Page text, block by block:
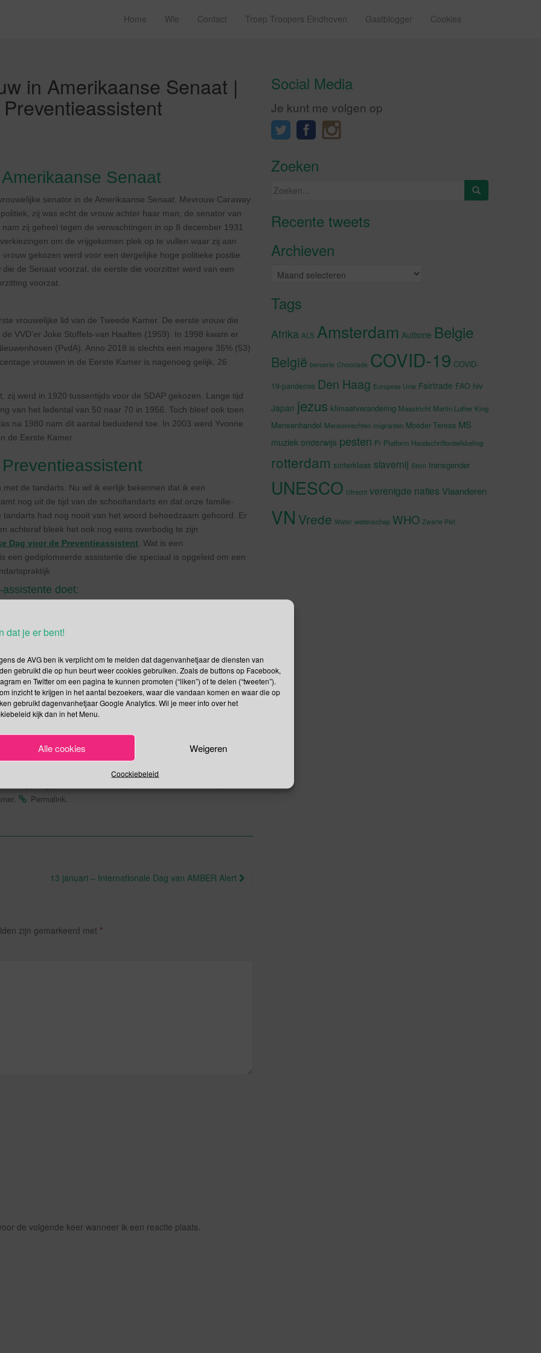
dat je er bent!
de AVG ben ik verplicht om te melden dat dagenvanhetjaar de diensten van
gebruikt die op hun beurt weer cookies gebruiken. Zoals de buttons op Facebook,
en Twitter om een pagina te kunnen promoten (“liken”) of te delen (“tweeten”).
inzicht te krijgen in het aantal bezoekers, waar die vandaan komen en waar die op
gebruikt dagenvanhetjaar Google Analytics. Wil je meer info over het
kijk dan in het Menu.
Alle cookies Weigeren
Coockiebeleid
Home Wie Contact Troep Troopers Eindhoven Gastblogger Cookies
in Amerikaanse Senaat |
Senaat
senator in de Amerikaanse Senaat. Mevrouw Caraway
zij was echt de vrouw achter haar man, de senator van
zij geheel tegen de verwachtingen in op 8 december 1931
om de vrijgekomen plek op te vullen waar zij aan
gekozen werd voor een dergelijke hoge politieke positie.
de Senaat voorzat, de eerste die voorzitter werd van een
voorzat.
vrouwelijke lid van de Tweede Kamer. De eerste vrouw die
VVD’er Joke Stoffels-van Haaften (1959). In 1998 kwam er
(PvdA). Anno 2018 is slechts een magere 35% (53)
vrouwen in de Eerste Kamer is nagenoeg gelijk, 26
zij werd in 1920 tussentijds voor de SDAP gekozen. Lange tijd
van het ledental van 50 naar 70 in 1956. Toch bleef ook toen
na 1980 nam dit aantal beduidend toe. In 2003 werd Yvonne
de Eerste Kamer.
de tandarts. Nu wil ik eerlijk bekennen dat ik een
nog uit de tijd van de schooltandarts en dat onze familie-
had nog nooit van het woord behoedzaam gehoord. Er
achteraf bleek het ook nog eens overbodig te zijn
Dag voor de Preventieassistent . Wat is een
een gediplomeerde assistente die speciaal is opgeleid om een
doet:
van cariës, tandvleesaandoeningen en het effect van
en poetsgedrag.
waarbij plaque, tandsteen en aanslag worden verwijderd.
het aanbrengen van gebitsbeschermende middelen (bijv.
. Permalink.
13 januari – Internationale Dag van AMBER Alert
zijn gemarkeerd met *
de volgende keer wanneer ik een reactie plaats.
Social Media
Je kunt me volgen op
Zoeken
Zoeken
Recente tweetsKlik om marketing cookies te
Archieven
Archieven
Tags
Afrika ALS Amsterdam Autisme Belgie
België beroerte Chocolade COVID-19 COVID-
19-pandemie Den Haag Europese Unie Fairtrade FAO hiv
Japan jezus klimaatverandering Maastricht Martin Luther King
Mensenhandel Mensenrechten migranten Moeder Teresa MS
muziek onderwijs pesten Pi Platform Handschriftontwikkeling
rotterdam sinterklaas slavernij Stem transgender
UNESCO Utrecht verenigde naties Vlaanderen
VN Vrede Water wetenschap WHO Zwarte Piet